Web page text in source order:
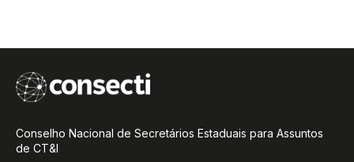
Conselho Nacional de Secretários Estaduais para Assuntos
de CT&I